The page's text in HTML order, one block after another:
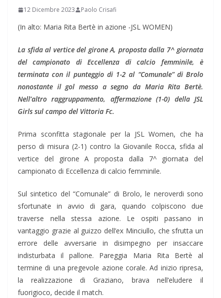
12 Dicembre 2023 Paolo Crisafi
(In alto: Maria Rita Bertè in azione -JSL WOMEN)
La sfida al vertice del girone A, proposta dalla 7^ giornata
del campionato di Eccellenza di calcio femminile, è
terminata con il punteggio di 1-2 al “Comunale” di Brolo
nonostante il gol messo a segno da Maria Rita Bertè.
Nell’altro raggruppamento, affermazione (1-0) della JSL
Girls sul campo del Vittoria Fc.
Prima sconfitta stagionale per la JSL Women, che ha
perso di misura (2-1) contro la Giovanile Rocca, sfida al
vertice del girone A proposta dalla 7^ giornata del
campionato di Eccellenza di calcio femminile.
Sul sintetico del “Comunale” di Brolo, le neroverdi sono
sfortunate in avvio di gara, quando colpiscono due
traverse nella stessa azione. Le ospiti passano in
vantaggio grazie al guizzo dell’ex Minciullo, che sfrutta un
errore delle avversarie in disimpegno per insaccare
indisturbata il pallone. Pareggia Maria Rita Bertè al
termine di una pregevole azione corale. Ad inizio ripresa,
la realizzazione di Graziano, brava nell’eludere il
fuorigioco, decide il match.